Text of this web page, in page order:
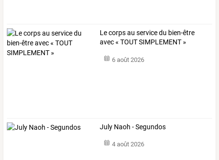
Le corps au service du bien-être
avec « TOUT SIMPLEMENT »
6 août 2026
July Naoh - Segundos
4 août 2026